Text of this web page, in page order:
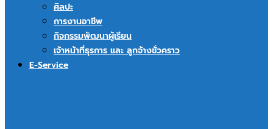
ศิลปะ
การงานอาชีพ
กิจกรรมพัฒนาผู้เรียน
เจ้าหน้าที่ธุรการ และ ลูกจ้างชั่วคราว
E-Service